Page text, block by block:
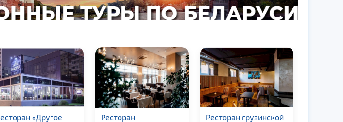
Ресторан
Ресторан грузинской
Ресторан «Istanbul»